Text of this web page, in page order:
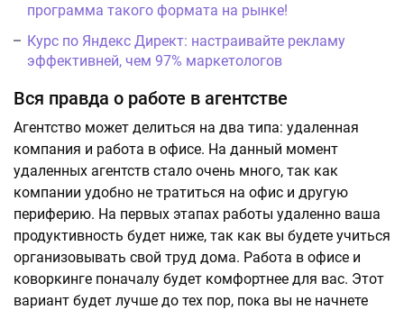
программа такого формата на рынке!
Курс по Яндекс Директ: настраивайте рекламу
эффективней, чем 97% маркетологов
Вся правда о работе в агентстве
Агентство может делиться на два типа: удаленная
компания и работа в офисе. На данный момент
удаленных агентств стало очень много, так как
компании удобно не тратиться на офис и другую
периферию. На первых этапах работы удаленно ваша
продуктивность будет ниже, так как вы будете учиться
организовывать свой труд дома. Работа в офисе и
коворкинге поначалу будет комфортнее для вас. Этот
вариант будет лучше до тех пор, пока вы не начнете